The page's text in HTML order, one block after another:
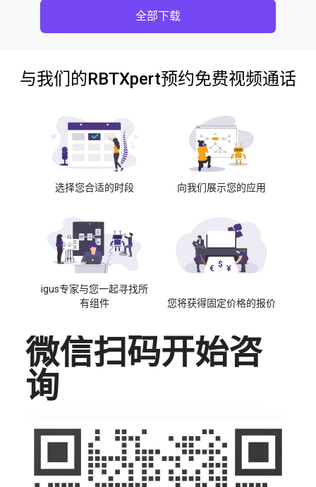
全部下载
与我们的RBTXpert预约免费视频通话
选择您合适的时段 向我们展示您的应用
igus专家与您一起寻找所
有组件
您将获得固定价格的报价
微信扫码开始咨
询